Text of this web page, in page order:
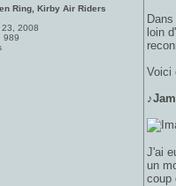
Ring, Kirby Air Riders
23, 2008
989
loin
Voici
J'ai
un
coup